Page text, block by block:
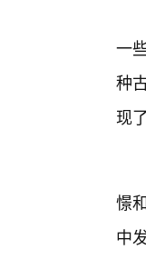
一
种
现
憬
中